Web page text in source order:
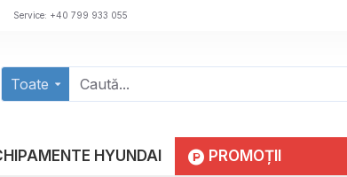
Service: +40 799 933 055
Toate
HYUNDAI PROMOȚII